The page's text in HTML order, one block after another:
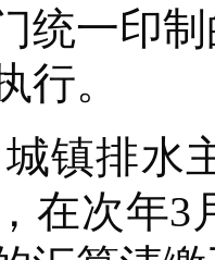
统一印
行。
镇排水
在次年